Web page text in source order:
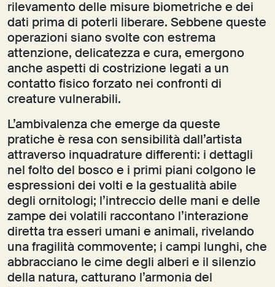
rilevamento delle misure biometriche e dei
dati prima di poterli liberare. Sebbene queste
operazioni siano svolte con estrema
attenzione, delicatezza e cura, emergono
anche aspetti di costrizione legati a un
contatto fisico forzato nei confronti di
creature vulnerabili.
L’ambivalenza che emerge da queste
pratiche è resa con sensibilità dall’artista
attraverso inquadrature differenti: i dettagli
nel folto del bosco e i primi piani colgono le
espressioni dei volti e la gestualità abile
degli ornitologi; l’intreccio delle mani e delle
zampe dei volatili raccontano l’interazione
diretta tra esseri umani e animali, rivelando
una fragilità commovente; i campi lunghi, che
abbracciano le cime degli alberi e il silenzio
della natura, catturano l’armonia del